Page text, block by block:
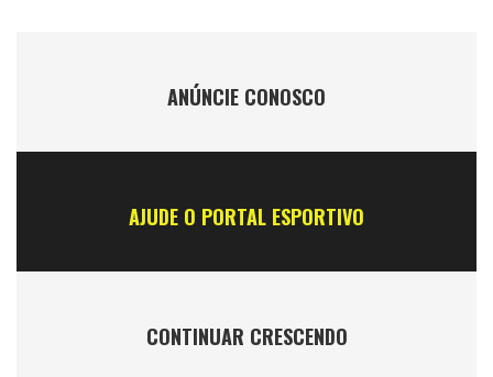
ANÚNCIE CONOSCO
AJUDE O PORTAL ESPORTIVO
CONTINUAR CRESCENDO